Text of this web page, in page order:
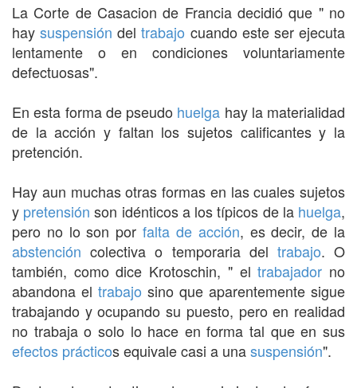
La Corte de Casacion de Francia decidió que " no
haysuspensión deltrabajo cuando este ser ejecuta
lentamente o en condiciones voluntariamente
defectuosas".
En esta forma de pseudo huelga hay la materialidad
de la acción y faltan los sujetos calificantes y la
pretención.
Hay aun muchas otras formas en las cuales sujetos
y pretensión son idénticos a los típicos de la huelga,
pero no lo son porfalta de acción, es decir, de la
abstención colectiva o temporaria del trabajo. O
también, como dice Krotoschin, " eltrabajador no
abandona el trabajo sino que aparentemente sigue
trabajando y ocupando su puesto, pero en realidad
no trabaja o solo lo hace en forma tal que en sus
efectos prácticos equivale casi a unasuspensión".